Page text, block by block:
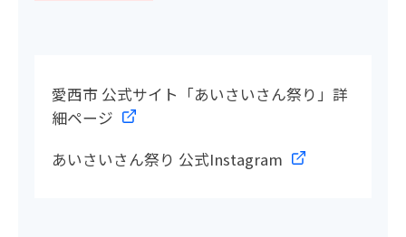
愛西市 公式サイト「あいさいさん祭り」詳
細ページ
あいさいさん祭り 公式Instagram